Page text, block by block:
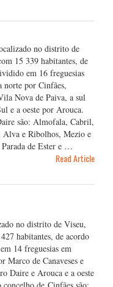
no distrito de
15 339 habitantes, de
em 16 freguesias
norte por Cinfães,
Nova de Paiva, a sul
e a oeste por Arouca.
são: Almofala, Cabril,
Alva e Ribolhos, Mezio e
de Ester e …
Read Article
no distrito de Viseu,
habitantes, de acordo
14 freguesias em
Marco de Canaveses e
Daire e Arouca e a oeste